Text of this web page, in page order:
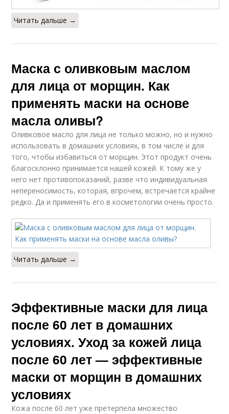
Читать дальше →
Маска с оливковым маслом
для лица от морщин. Как
применять маски на основе
масла оливы?
Оливковое масло для лица не только можно, но и нужно
использовать в домашних условиях, в том числе и для
того, чтобы избавиться от морщин. Этот продукт очень
благосклонно принимается нашей кожей. К тому же у
него нет противопоказаний, разве что индивидуальная
непереносимость, которая, впрочем, встречается крайне
редко. Да и применять его в косметологии очень просто.
Читать дальше →
Эффективные маски для лица
после 60 лет в домашних
условиях. Уход за кожей лица
после 60 лет — эффективные
маски от морщин в домашних
условиях
Кожа после 60 лет уже претерпела множество